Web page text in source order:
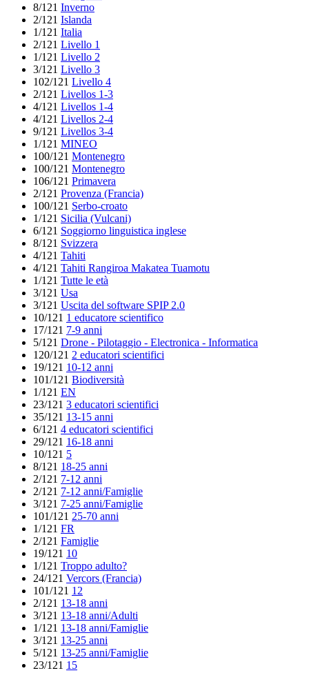
8/121 Inverno
2/121 Islanda
1/121 Italia
2/121 Livello 1
1/121 Livello 2
3/121 Livello 3
102/121 Livello 4
2/121 Livellos 1-3
4/121 Livellos 1-4
4/121 Livellos 2-4
9/121 Livellos 3-4
1/121 MINEO
100/121 Montenegro
100/121 Montenegro
106/121 Primavera
2/121 Provenza (Francia)
100/121 Serbo-croato
1/121 Sicilia (Vulcani)
6/121 Soggiorno linguistica inglese
8/121 Svizzera
4/121 Tahiti
4/121 Tahiti Rangiroa Makatea Tuamotu
1/121 Tutte le età
3/121 Usa
3/121 Uscita del software SPIP 2.0
10/121 1 educatore scientifico
17/121 7-9 anni
5/121 Drone - Pilotaggio - Electronica - Informatica
120/121 2 educatori scientifici
19/121 10-12 anni
101/121 Biodiversità
1/121 EN
23/121 3 educatori scientifici
35/121 13-15 anni
6/121 4 educatori scientifici
29/121 16-18 anni
10/121 5
8/121 18-25 anni
2/121 7-12 anni
2/121 7-12 anni/Famiglie
3/121 7-25 anni/Famiglie
101/121 25-70 anni
1/121 FR
2/121 Famiglie
19/121 10
1/121 Troppo adulto?
24/121 Vercors (Francia)
101/121 12
2/121 13-18 anni
3/121 13-18 anni/Adulti
1/121 13-18 anni/Famiglie
3/121 13-25 anni
5/121 13-25 anni/Famiglie
23/121 15